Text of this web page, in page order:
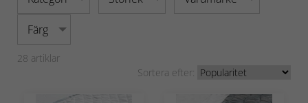
Färg
28 artiklar
Sortera efter: